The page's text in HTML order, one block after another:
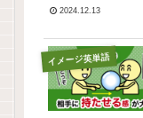
2024.12.13
イメージ英単語